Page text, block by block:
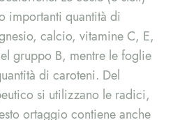
importanti quantità di
calcio, vitamine C, E,
gruppo B, mentre le foglie
di caroteni. Del
si utilizzano le radici,
ortaggio contiene anche